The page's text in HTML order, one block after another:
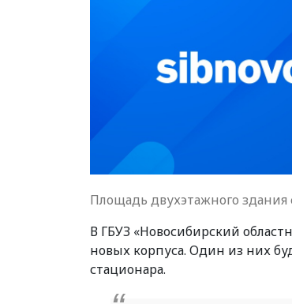
Площадь двухэтажного здания
В ГБУЗ «Новосибирский
новых корпуса. Один из них
стационара.